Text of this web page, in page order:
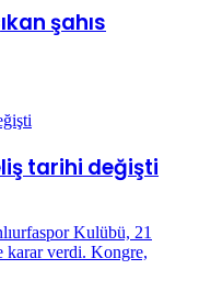
şahıs
tarihi değişti